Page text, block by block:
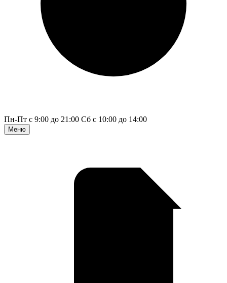
Пн-Пт с 9:00 до 21:00 Сб с 10:00 до 14:00
Меню